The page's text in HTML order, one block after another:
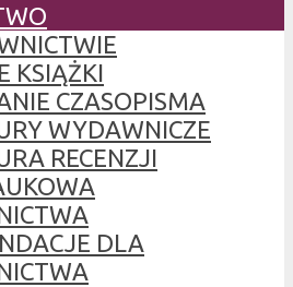
KSIĄŻKI
CZASOPISMA
WYDAWNICZE
RECENZJI
DLA